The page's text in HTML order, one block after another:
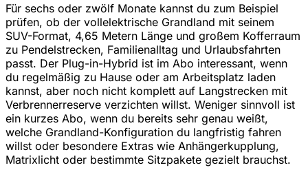
Für sechs oder zwölf Monate kannst du zum Beispiel
prüfen, ob der vollelektrische Grandland mit seinem
SUV-Format, 4,65 Metern Länge und großem Kofferraum
zu Pendelstrecken, Familienalltag und Urlaubsfahrten
passt. Der Plug-in-Hybrid ist im Abo interessant, wenn
du regelmäßig zu Hause oder am Arbeitsplatz laden
kannst, aber noch nicht komplett auf Langstrecken mit
Verbrennerreserve verzichten willst. Weniger sinnvoll ist
ein kurzes Abo, wenn du bereits sehr genau weißt,
welche Grandland-Konfiguration du langfristig fahren
willst oder besondere Extras wie Anhängerkupplung,
Matrixlicht oder bestimmte Sitzpakete gezielt brauchst.